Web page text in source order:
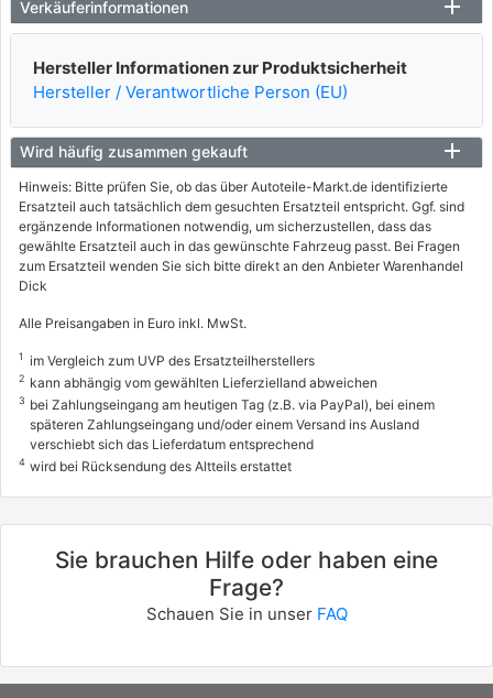
Verkäuferinformationen
Hersteller Informationen zur Produktsicherheit
Hersteller / Verantwortliche Person (EU)
Wird häufig zusammen gekauft
Hinweis: Bitte prüfen Sie, ob das über Autoteile-Markt.de identifizierte
Ersatzteil auch tatsächlich dem gesuchten Ersatzteil entspricht. Ggf. sind
ergänzende Informationen notwendig, um sicherzustellen, dass das
gewählte Ersatzteil auch in das gewünschte Fahrzeug passt. Bei Fragen
zum Ersatzteil wenden Sie sich bitte direkt an den Anbieter Warenhandel
Dick
Alle Preisangaben in Euro inkl. MwSt.
1 im Vergleich zum UVP des Ersatzteilherstellers
2 kann abhängig vom gewählten Lieferzielland abweichen
3 bei Zahlungseingang am heutigen Tag (z.B. via PayPal), bei einem
späteren Zahlungseingang und/oder einem Versand ins Ausland
verschiebt sich das Lieferdatum entsprechend
4 wird bei Rücksendung des Altteils erstattet
Sie brauchen Hilfe oder haben eine
Frage?
Schauen Sie in unser FAQ